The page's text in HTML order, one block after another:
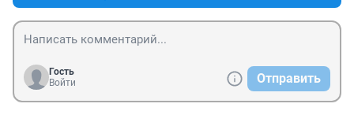
Гость
Войти
Отправить